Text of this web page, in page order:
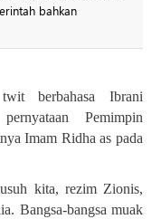
bahkan
berbahasa Ibrani
Pemimpin
Imam Ridha as pada
kita, rezim Zionis,
Bangsa-bangsa muak